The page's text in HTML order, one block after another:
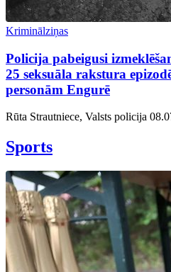
Kriminālziņas
Policija pabeigusi
25 seksuāla rakstura
personām Engurē
Rūta Strautniece, Valsts policija
Sports